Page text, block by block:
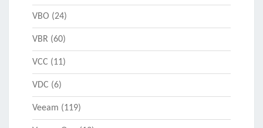
VBO (24)
VBR (60)
VCC (11)
VDC (6)
Veeam (119)